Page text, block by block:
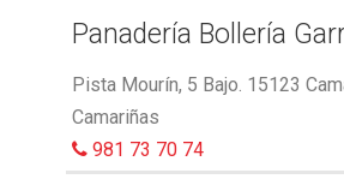
Panadería Bollería
Pista Mourín, 5 Bajo. 15123
Camariñas
981 73 70 74